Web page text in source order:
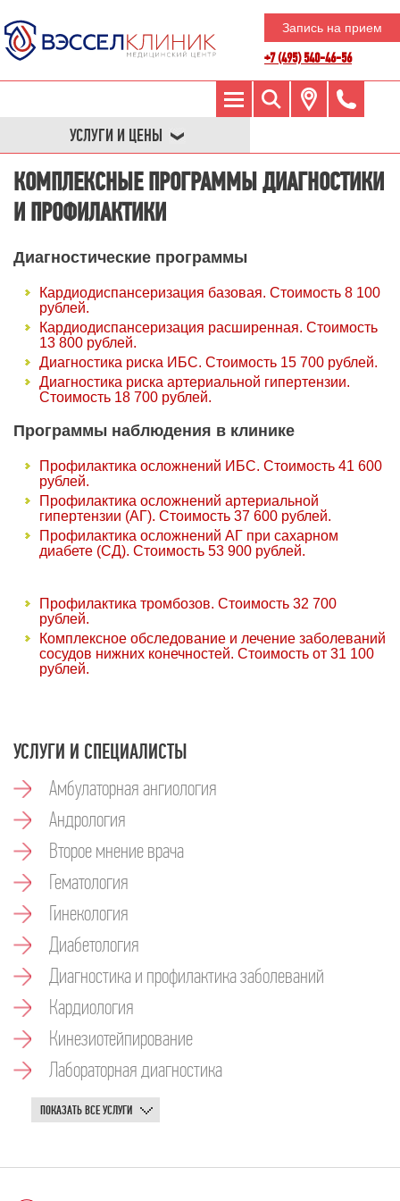
Запись на прием
+7 (495) 540-46-56
УСЛУГИ И ЦЕНЫ
КОМПЛЕКСНЫЕ ПРОГРАММЫ ДИАГНОСТИКИ
И ПРОФИЛАКТИКИ
Диагностические программы
Кардиодиспансеризация базовая. Стоимость 8 100
рублей.
Кардиодиспансеризация расширенная. Стоимость
13 800 рублей.
Диагностика риска ИБС. Стоимость 15 700 рублей.
Диагностика риска артериальной гипертензии.
Стоимость 18 700 рублей.
Программы наблюдения в клинике
Профилактика осложнений ИБС. Стоимость 41 600
рублей.
Профилактика осложнений артериальной
гипертензии (АГ). Стоимость 37 600 рублей.
Профилактика осложнений АГ при сахарном
диабете (СД). Стоимость 53 900 рублей.
Профилактика тромбозов. Стоимость 32 700
рублей.
Комплексное обследование и лечение заболеваний
сосудов нижних конечностей. Стоимость от 31 100
рублей.
УСЛУГИ И СПЕЦИАЛИСТЫ
Амбулаторная ангиология
Андрология
Второе мнение врача
Гематология
Гинекология
Диабетология
Диагностика и профилактика заболеваний
Кардиология
Кинезиотейпирование
Лабораторная диагностика
ПОКАЗАТЬ ВСЕ УСЛУГИ